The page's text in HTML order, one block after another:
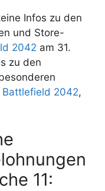
Infos zu den
und Store-
2042 am 31.
zu den
Battlefield 2042,
11: